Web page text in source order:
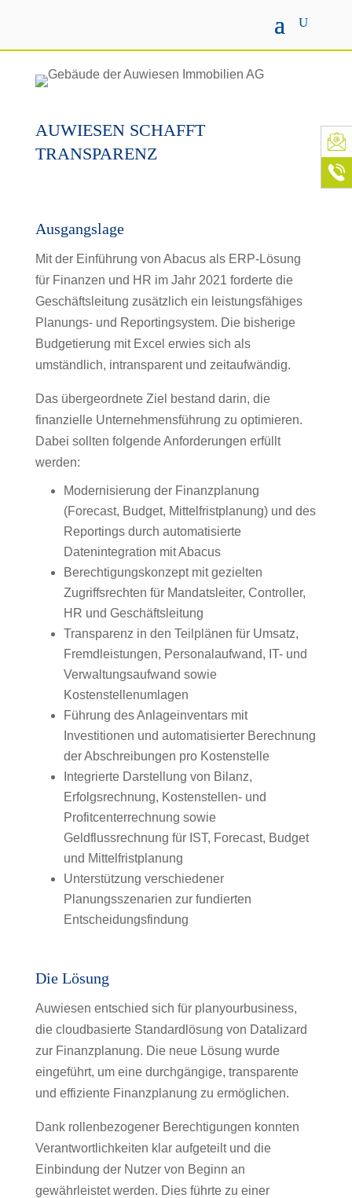
AUWIESEN SCHAFFT
TRANSPARENZ
Ausgangslage
Mit der Einführung von Abacus als ERP-Lösung
für Finanzen und HR im Jahr 2021 forderte die
Geschäftsleitung zusätzlich ein leistungsfähiges
Planungs- und Reportingsystem. Die bisherige
Budgetierung mit Excel erwies sich als
umständlich, intransparent und zeitaufwändig.
Das übergeordnete Ziel bestand darin, die
finanzielle Unternehmensführung zu optimieren.
Dabei sollten folgende Anforderungen erfüllt
werden:
Modernisierung der Finanzplanung
(Forecast, Budget, Mittelfristplanung) und des
Reportings durch automatisierte
Datenintegration mit Abacus
Berechtigungskonzept mit gezielten
Zugriffsrechten für Mandatsleiter, Controller,
HR und Geschäftsleitung
Transparenz in den Teilplänen für Umsatz,
Fremdleistungen, Personalaufwand, IT- und
Verwaltungsaufwand sowie
Kostenstellenumlagen
Führung des Anlageinventars mit
Investitionen und automatisierter Berechnung
der Abschreibungen pro Kostenstelle
Integrierte Darstellung von Bilanz,
Erfolgsrechnung, Kostenstellen- und
Profitcenterrechnung sowie
Geldflussrechnung für IST, Forecast, Budget
und Mittelfristplanung
Unterstützung verschiedener
Planungsszenarien zur fundierten
Entscheidungsfindung
Die Lösung
Auwiesen entschied sich für planyourbusiness,
die cloudbasierte Standardlösung von Datalizard
zur Finanzplanung. Die neue Lösung wurde
eingeführt, um eine durchgängige, transparente
und effiziente Finanzplanung zu ermöglichen.
Dank rollenbezogener Berechtigungen konnten
Verantwortlichkeiten klar aufgeteilt und die
Einbindung der Nutzer von Beginn an
gewährleistet werden. Dies führte zu einer